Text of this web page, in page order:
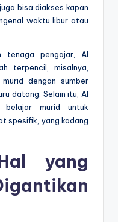
bisa diakses kapan
waktu libur atau
tenaga pengajar, AI
terpencil, misalnya,
dengan sumber
datang. Selain itu, AI
murid untuk
spesifik, yang kadang
yang